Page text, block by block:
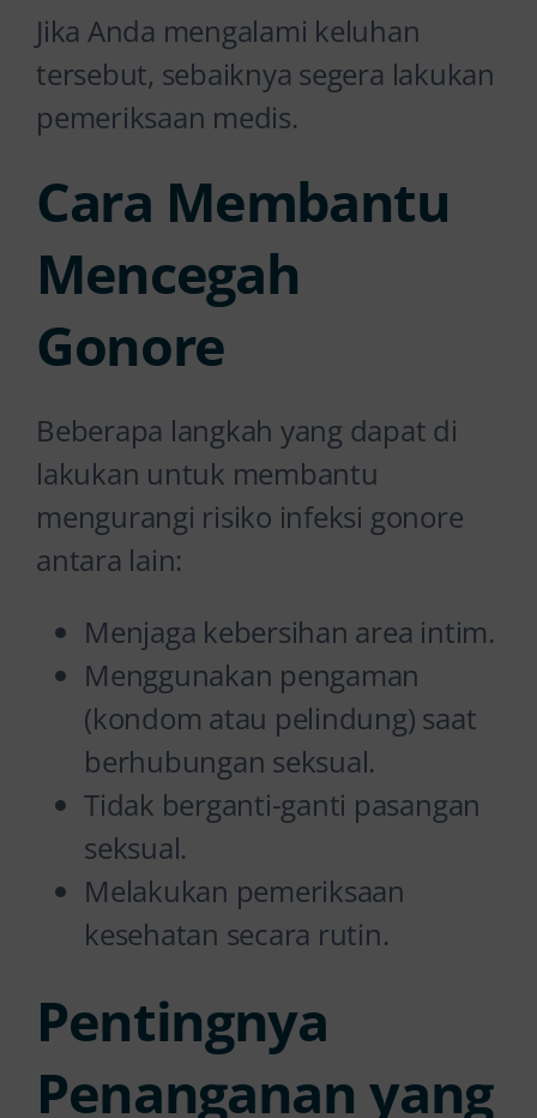
Jika Anda mengalami keluhan
tersebut, sebaiknya segera lakukan
pemeriksaan medis.
Cara Membantu
Mencegah
Gonore
Beberapa langkah yang dapat di
lakukan untuk membantu
mengurangi risiko infeksi gonore
antara lain:
Menjaga kebersihan area intim.
Menggunakan pengaman
(kondom atau pelindung) saat
berhubungan seksual.
Tidak berganti-ganti pasangan
seksual.
Melakukan pemeriksaan
kesehatan secara rutin.
Pentingnya
Penanganan yang